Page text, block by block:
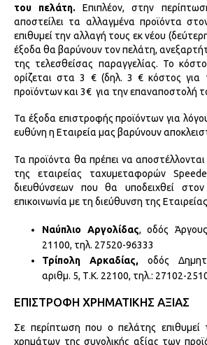
του πελάτη.Επιπλέον, στην
αποστείλει τα αλλαγμένα προϊόντα
επιθυμεί την αλλαγή τους εκ νέου
έξοδα θα βαρύνουν τον πελάτη,
της τελεσθείσας παραγγελίας. Το
ορίζεται στα 3 € (δηλ. 3 € κόστος για
προϊόντων και 3€ για την επαναποστολή
Τα έξοδα επιστροφής προϊόντων για
ευθύνη η Εταιρεία μας βαρύνουν
Τα προϊόντα θα πρέπει να
της εταιρείας ταχυμεταφορών
διευθύνσεων που θα υποδειχθεί
επικοινωνία με τη διεύθυνση της
Ναύπλιο Αργολίδας, οδός
21100, τηλ. 27520-96333
Τρίπολη Αρκαδίας, οδός
αριθμ. 5, Τ.Κ. 22100, τηλ.: 27102-
ΕΠΙΣΤΡΟΦΗ ΧΡΗΜΑΤΙΚΗΣ ΑΞΙΑΣ
Σε περίπτωση που ο πελάτης
χρημάτων της συνολικής αξίας των